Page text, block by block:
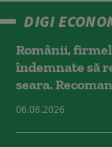
DIGI
Românii,
îndemnate să
seara.
06.08.2026